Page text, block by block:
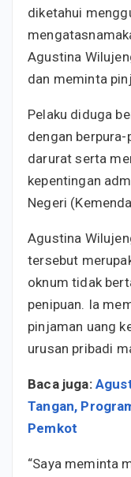
diketahui
Agustina
dan meminta
Pelaku diduga
dengan
darurat serta
kepentingan
Negeri
Agustina
tersebut
oknum tidak
penipuan. Ia
pinjaman uang
urusan pribadi
Baca juga:
Tangan,
Pemkot
“Saya meminta